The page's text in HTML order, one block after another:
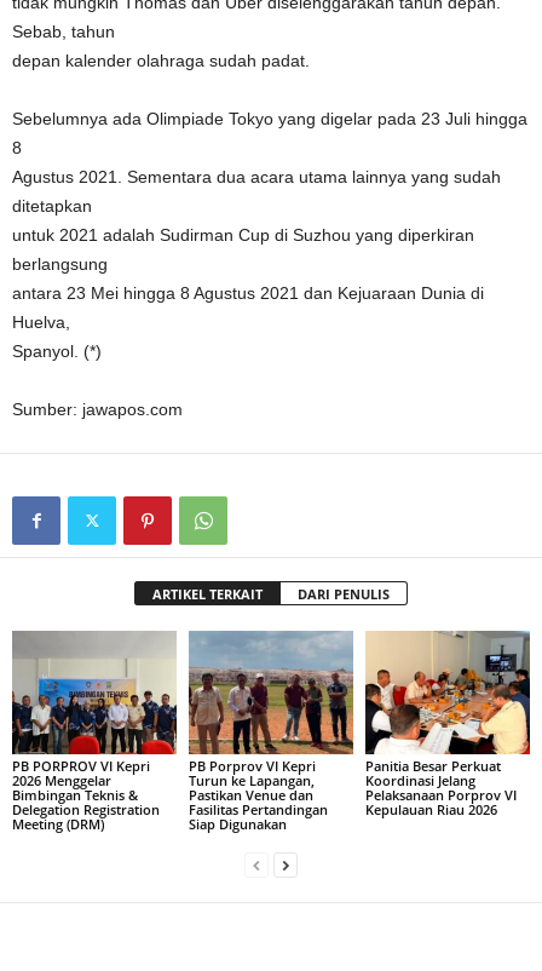
Sebab, tahun
depan kalender olahraga sudah padat.
Sebelumnya ada Olimpiade Tokyo yang digelar pada 23 Juli hingga
8
Agustus 2021. Sementara dua acara utama lainnya yang sudah
ditetapkan
untuk 2021 adalah Sudirman Cup di Suzhou yang diperkiran
berlangsung
antara 23 Mei hingga 8 Agustus 2021 dan Kejuaraan Dunia di
Huelva,
Spanyol. (*)
Sumber: jawapos.com
ARTIKEL TERKAIT DARI PENULIS
PB PORPROV VI Kepri
2026 Menggelar
Bimbingan Teknis &
Delegation Registration
Meeting (DRM)
PB Porprov VI Kepri
Turun ke Lapangan,
Pastikan Venue dan
Fasilitas Pertandingan
Siap Digunakan
Panitia Besar Perkuat
Koordinasi Jelang
Pelaksanaan Porprov VI
Kepulauan Riau 2026